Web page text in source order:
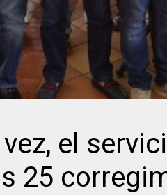
el
25